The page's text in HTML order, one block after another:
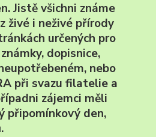
Jistě všichni známe
živé i neživé přírody
určených pro
dopisnice,
nebo
při svazu filatelie a
zájemci měli
připomínkový den,